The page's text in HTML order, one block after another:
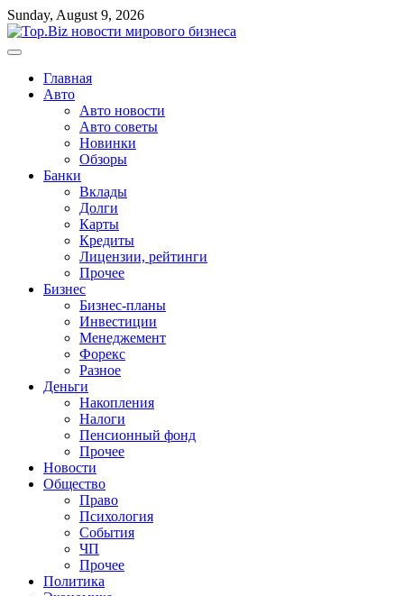
Перейти
к
содержимому
Sunday, August 9, 2026
Главная
Авто
Авто новости
Авто советы
Новинки
Обзоры
Банки
Вклады
Долги
Карты
Кредиты
Лицензии, рейтинги
Прочее
Бизнес
Бизнес-планы
Инвестиции
Менеджемент
Форекс
Разное
Деньги
Накопления
Налоги
Пенсионный фонд
Прочее
Новости
Общество
Право
Психология
События
ЧП
Прочее
Политика